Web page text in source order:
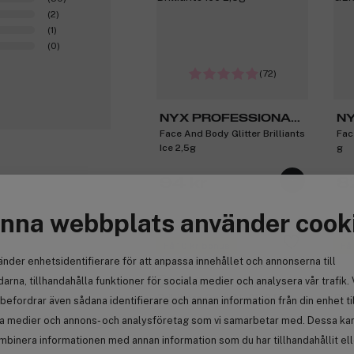
webbplats använder
enhetsidentifierare för att anpassa innehållet och annonserna till
tillhandahålla funktioner för sociala medier och analysera vår trafik.
även sådana identifierare och annan information från din enhet
medier och annons- och analysföretag som vi samarbetar med. Dessa
informationen med annan information som du har tillhandahållit
(72)
NYX PROFESSIONAL
MAKEUP
Face And Body Glitter Brilliants
Ice 2,5g
g
(2)
(1)
(0)
0
Anmäl